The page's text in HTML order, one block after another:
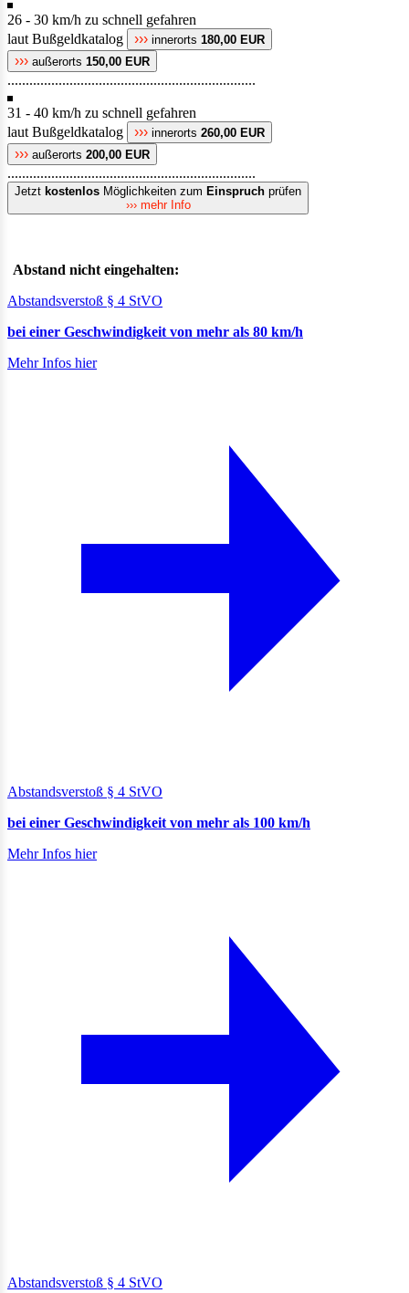
26 - 30 km/h zu schnell gefahren
laut Bußgeldkatalog
››› innerorts 180,00 EUR
››› außerorts 150,00 EUR
....................................................................
31 - 40 km/h zu schnell gefahren
laut Bußgeldkatalog
››› innerorts 260,00 EUR
››› außerorts 200,00 EUR
....................................................................
Jetzt kostenlos Möglichkeiten zum Einspruch prüfen
››› mehr Info
Abstand nicht eingehalten:
Abstandsverstoß § 4 StVO
bei einer Geschwindigkeit von mehr als 80 km/h
Mehr Infos hier
Abstandsverstoß § 4 StVO
bei einer Geschwindigkeit von mehr als 100 km/h
Mehr Infos hier
Abstandsverstoß § 4 StVO